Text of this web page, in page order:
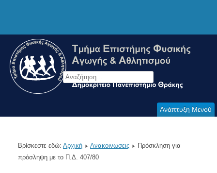
Ανάπτυξη Μενού
Βρίσκεστε εδώ: Αρχική Ανακοινωσεις
Πρόσκληση για
πρόσληψη με το Π.Δ. 407/80